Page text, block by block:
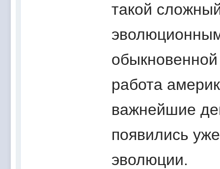
такой
работа
важнейшие
появились
эволюции.